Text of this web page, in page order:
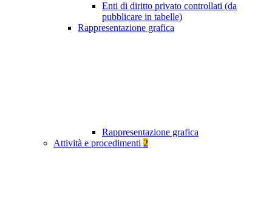
Enti di diritto privato controllati (da
pubblicare in tabelle)
Rappresentazione grafica
Rappresentazione grafica
Attività e procedimenti 2